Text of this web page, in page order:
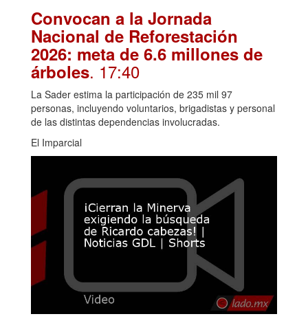
Convocan a la Jornada
Nacional de Reforestación
2026: meta de 6.6 millones de
árboles. 17:40
La Sader estima la participación de 235 mil 97
personas, incluyendo voluntarios, brigadistas y personal
de las distintas dependencias involucradas.
El Imparcial